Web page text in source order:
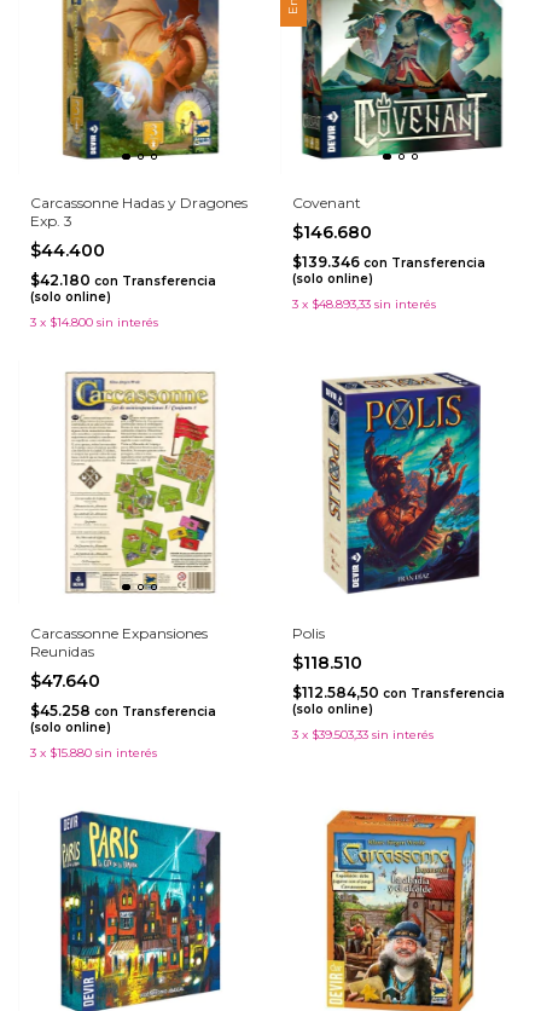
Carcassonne Hadas y Dragones
Exp. 3
$44.400
$42.180 con Transferencia
(solo online)
3 x $14.800 sin interés
Covenant
$146.680
$139.346 con Transferencia
(solo online)
3 x $48.893,33 sin interés
Carcassonne Expansiones
Reunidas
$47.640
$45.258 con Transferencia
(solo online)
3 x $15.880 sin interés
Polis
$118.510
$112.584,50 con Transferencia
(solo online)
3 x $39.503,33 sin interés